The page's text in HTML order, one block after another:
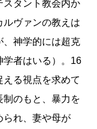
スタント教会内か
ルヴァンの教えは
、神学的には超克
学者はいる）。16
る視点を求めて
制のもと、暴力を
られ、妻や母が